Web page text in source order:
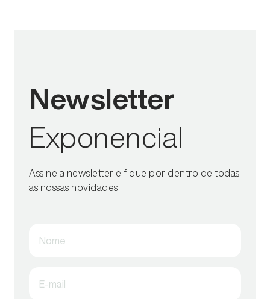
Newsletter
Exponencial
Assine a newsletter e fique por dentro de todas
as nossas novidades.
Nome
E-mail